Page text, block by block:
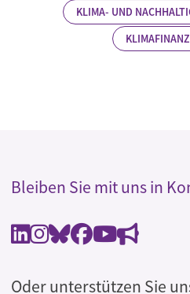
KLIMA- UND
Bleiben Sie mit uns in
Oder unterstützen Sie